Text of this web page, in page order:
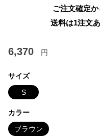
ご注文確定
送料は1注文
6,370 円
サイズ
S
カラー
ブラウン